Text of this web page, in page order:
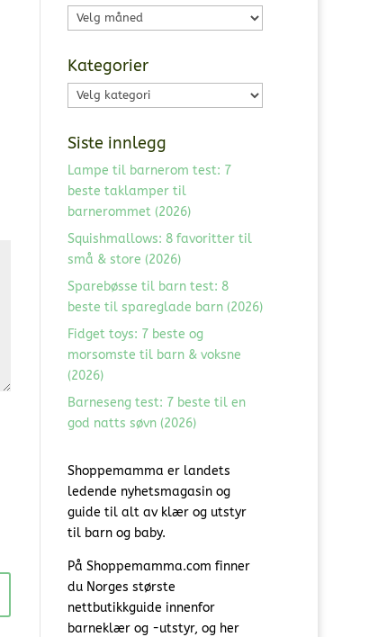
Arkiv
Kategorier
Kategorier
Siste innlegg
Lampe til barnerom test: 7
beste taklamper til
barnerommet (2026)
Squishmallows: 8 favoritter til
små & store (2026)
Sparebøsse til barn test: 8
beste til spareglade barn (2026)
Fidget toys: 7 beste og
morsomste til barn & voksne
(2026)
Barneseng test: 7 beste til en
god natts søvn (2026)
Shoppemamma er landets
ledende nyhetsmagasin og
guide til alt av klær og utstyr
til barn og baby.
På Shoppemamma.com finner
du Norges største
nettbutikkguide innenfor
barneklær og -utstyr, og her